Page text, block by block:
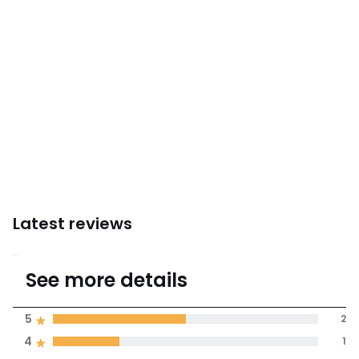
Latest reviews
4.3
Average rating
See more details
4 1
5 2